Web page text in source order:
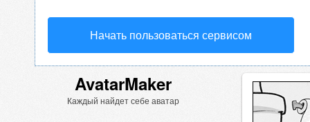
Начать пользоваться сервисом
AvatarMaker
Каждый найдет себе аватар